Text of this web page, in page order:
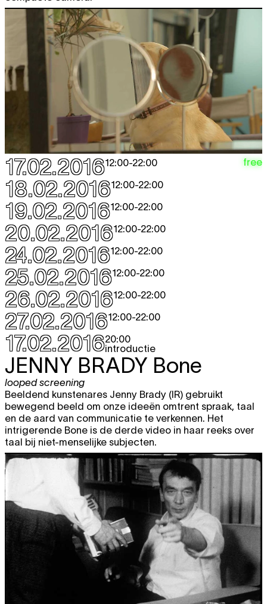
17.02.201612:00-22:00
18.02.201612:00-22:00
19.02.201612:00-22:00
20.02.201612:00-22:00
24.02.201612:00-22:00
25.02.201612:00-22:00
26.02.201612:00-22:00
27.02.201612:00-22:00
17.02.201620:00
introductie
free
JENNY BRADY Bone
looped screening
Beeldend kunstenares Jenny Brady (IR) gebruikt
bewegend beeld om onze ideeën omtrent spraak, taal
en de aard van communicatie te verkennen. Het
intrigerende Bone is de derde video in haar reeks over
taal bij niet-menselijke subjecten.